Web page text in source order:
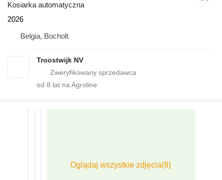
Kosiarka automatyczna
2026
Belgia, Bocholt
Troostwijk NV
od 8 lat na Agroline